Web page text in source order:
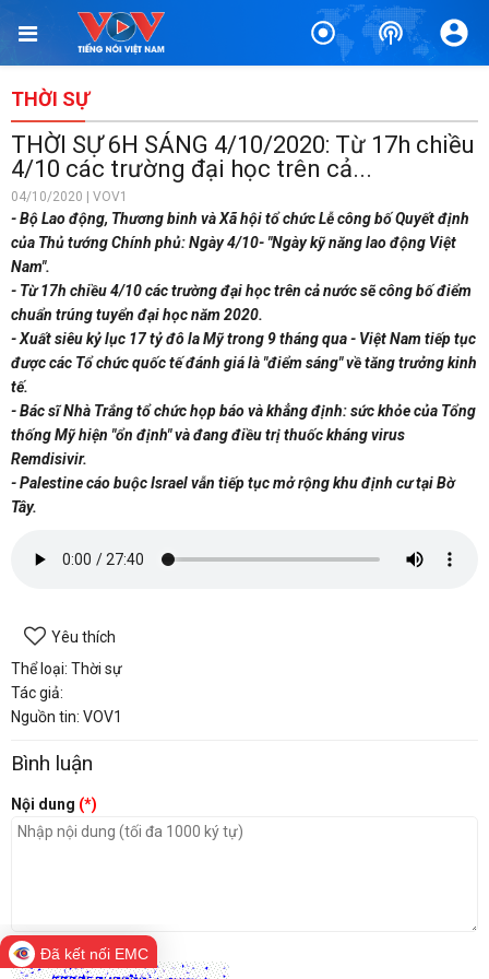
THỜI SỰ
THỜI SỰ 6H SÁNG 4/10/2020: Từ 17h chiều
4/10 các trường đại học trên cả...
04/10/2020 | VOV1
- Bộ Lao động, Thương binh và Xã hội tổ chức Lễ công bố Quyết định
của Thủ tướng Chính phủ: Ngày 4/10- "Ngày kỹ năng lao động Việt
Nam".
- Từ 17h chiều 4/10 các trường đại học trên cả nước sẽ công bố điểm
chuẩn trúng tuyển đại học năm 2020.
- Xuất siêu kỷ lục 17 tỷ đô la Mỹ trong 9 tháng qua - Việt Nam tiếp tục
được các Tổ chức quốc tế đánh giá là "điểm sáng" về tăng trưởng kinh
tế.
- Bác sĩ Nhà Trắng tổ chức họp báo và khẳng định: sức khỏe của Tổng
thống Mỹ hiện "ổn định" và đang điều trị thuốc kháng virus
Remdisivir.
- Palestine cáo buộc Israel vẫn tiếp tục mở rộng khu định cư tại Bờ
Tây.
Yêu thích
Thể loại: Thời sự
Tác giả:
Nguồn tin: VOV1
Bình luận
Nội dung (*)
Mã bảo vệ (*)
Đã kết nối EMC